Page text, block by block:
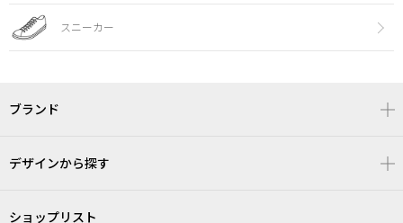
スニーカー
ブランド
デザインから探す
ショップリスト